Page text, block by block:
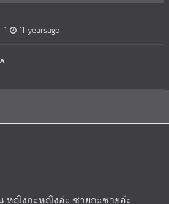
1 11 yearsago
หญิงกะหญิงอ่ะ ชายกะชายอ่ะ